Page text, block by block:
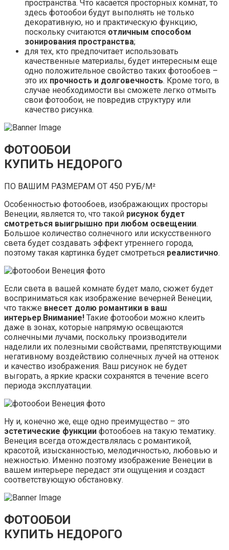
пространства. Что касается просторных комнат, то
здесь фотообои будут выполнять не только
декоративную, но и практическую функцию,
поскольку считаются отличным способом
зонирования пространства;
для тех, кто предпочитает использовать
качественные материалы, будет интересным еще
одно положительное свойство таких фотообоев –
это их прочность и долговечность. Кроме того, в
случае необходимости вы сможете легко отмыть
свои фотообои, не повредив структуру или
качество рисунка.
ФОТООБОИ
КУПИТЬ НЕДОРОГО
ПО ВАШИМ РАЗМЕРАМ ОТ 450 РУБ/М²
Особенностью фотообоев, изображающих просторы
Венеции, является то, что такой рисунок будет
смотреться выигрышно при любом освещении.
Большое количество солнечного или искусственного
света будет создавать эффект утреннего города,
поэтому такая картинка будет смотреться реалистично.
Если света в вашей комнате будет мало, сюжет будет
восприниматься как изображение вечерней Венеции,
что также внесет долю романтики в ваш
интерьер.Внимание! Такие фотообои можно клеить
даже в зонах, которые напрямую освещаются
солнечными лучами, поскольку производители
наделили их полезными свойствами, препятствующими
негативному воздействию солнечных лучей на оттенок
и качество изображения. Ваш рисунок не будет
выгорать, а яркие краски сохранятся в течение всего
периода эксплуатации.
Ну и, конечно же, еще одно преимущество – это
эстетические функции фотообоев на такую тематику.
Венеция всегда отождествлялась с романтикой,
красотой, изысканностью, мелодичностью, любовью и
нежностью. Именно поэтому изображение Венеции в
вашем интерьере передаст эти ощущения и создаст
соответствующую обстановку.
ФОТООБОИ
КУПИТЬ НЕДОРОГО